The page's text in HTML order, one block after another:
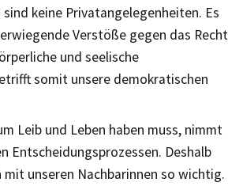
keine Privatangelegenheiten. Es
Verstöße gegen das Recht
und seelische
somit unsere demokratischen
Leib und Leben haben muss, nimmt
Entscheidungsprozessen. Deshalb
unseren Nachbarinnen so wichtig.